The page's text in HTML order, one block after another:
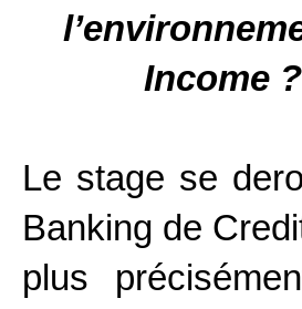
Income
Le stage se
Banking de
plus